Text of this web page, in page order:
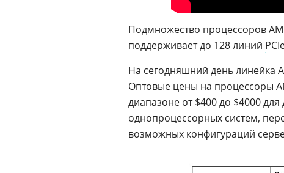
Подмножество процессоров
поддерживает до 128 линий
На сегодняшний день линейка
Оптовые цены на процессоры
диапазоне от $400 до $4000
однопроцессорных систем,
возможных конфигураций